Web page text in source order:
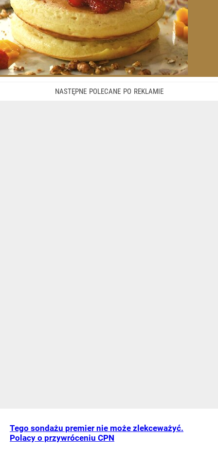
Tego sondażu premier nie może zlekceważyć.
Polacy o przywróceniu CPN